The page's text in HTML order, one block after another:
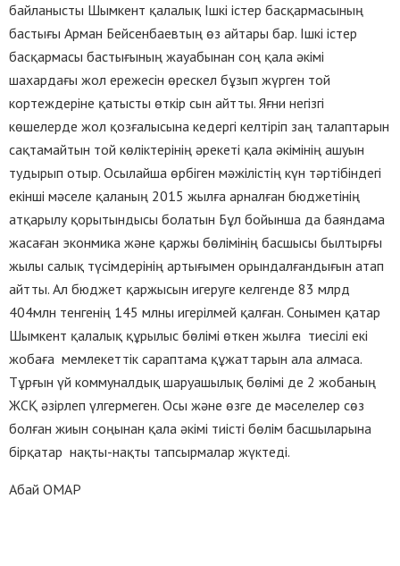
байланысты Шымкент қалалық Ішкі істер басқармасының
бастығы Арман Бейсенбаевтың өз айтары бар. Ішкі істер
басқармасы бастығының жауабынан соң қала әкімі
шахардағы жол ережесін өрескел бұзып жүрген той
кортеждеріне қатысты өткір сын айтты. Яғни негізгі
көшелерде жол қозғалысына кедергі келтіріп заң талаптарын
сақтамайтын той көліктерінің әрекеті қала әкімінің ашуын
тудырып отыр. Осылайша өрбіген мәжілістің күн тәртібіндегі
екінші мәселе қаланың 2015 жылға арналған бюджетінің
атқарылу қорытындысы болатын Бұл бойынша да баяндама
жасаған эконмика және қаржы бөлімінің басшысы былтырғы
жылы салық түсімдерінің артығымен орындалғандығын атап
айтты. Ал бюджет қаржысын игеруге келгенде 83 млрд
404млн тенгенің 145 млны игерілмей қалған. Сонымен қатар
Шымкент қалалық құрылыс бөлімі өткен жылға тиесілі екі
жобаға мемлекеттік сараптама құжаттарын ала алмаса.
Тұрғын үй коммуналдық шаруашылық бөлімі де 2 жобаның
ЖСҚ әзірлеп үлгермеген. Осы және өзге де мәселелер сөз
болған жиын соңынан қала әкімі тиісті бөлім басшыларына
бірқатар нақты-нақты тапсырмалар жүктеді.
Абай ОМАР